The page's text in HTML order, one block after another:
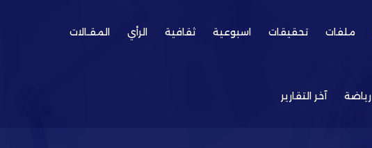
ملفات تحقيقات اسبوعية ثقافية الرأي المقـالات
رياضة آخر التقارير